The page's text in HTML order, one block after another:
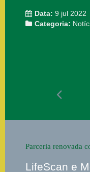
Data: 9 jul 2022
Categoria:
Parceria renovada
LifeScan e